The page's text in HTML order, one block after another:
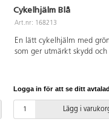
Cykelhjälm Blå
Art.nr: 168213
En lätt cykelhjälm med
som ger utmärkt skydd
Godkänd enligt EN
(EU) 2016/425. Av PVC utan
Logga in för att se ditt
Lägg i